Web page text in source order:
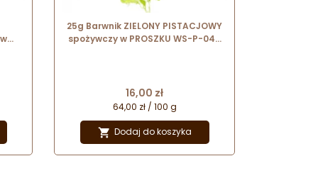
25g Barwnik ZIELONY PISTACJOWY
spożywczy w PROSZKU WS-P-049
Cena
16,00 zł
64,00 zł / 100 g
 Dodaj do koszyka